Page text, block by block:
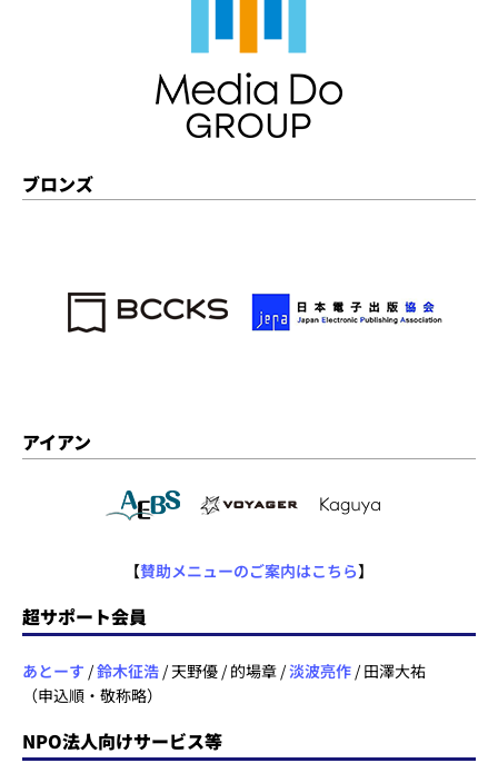
ブロンズ
アイアン
【賛助メニューのご案内はこちら】
超サポート会員
あとーす /鈴木征浩 / 天野優 / 的場章 /淡波亮作 / 田澤大祐
（申込順・敬称略）
NPO法人向けサービス等